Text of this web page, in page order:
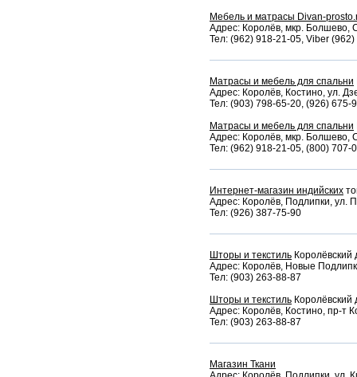
Мебель и матрасы Divan-
Адрес: Королёв, мкр. Болшево,
Тел: (962) 918-21-05, Viber
Матрасы и мебель для спальни
Адрес: Королёв, Костино, ул.
Тел: (903) 798-65-20, (926)
Матрасы и мебель для спальни
Адрес: Королёв, мкр. Болшево,
Тел: (962) 918-21-05, (800)
Интернет-магазин индийских
Адрес: Королёв, Подлипки, ул.
Тел: (926) 387-75-90
Шторы и текстиль Королёвский
Адрес: Королёв, Новые
Тел: (903) 263-88-87
Шторы и текстиль Королёвский
Адрес: Королёв, Костино, пр-т
Тел: (903) 263-88-87
Магазин Ткани